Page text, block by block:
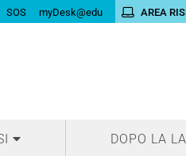
SOS myDesk@edu AREA
DOPO LA